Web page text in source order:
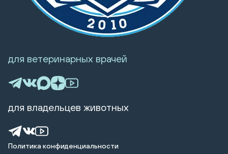
Политика конфиденциальности
для ветеринарных врачей
для владельцев животных